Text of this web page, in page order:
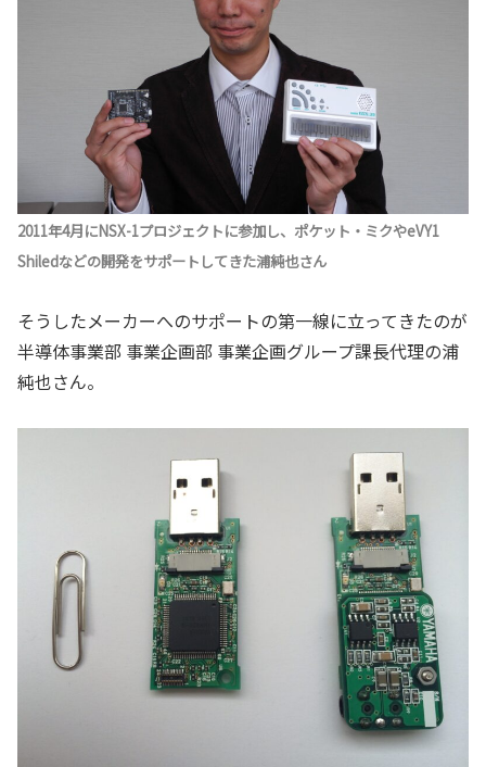
2011年4月にNSX-1プロジェクトに参加し、ポケット・ミクやeVY1
Shiledなどの開発をサポートしてきた浦純也さん
そうしたメーカーへのサポートの第一線に立ってきたのが
半導体事業部 事業企画部 事業企画グループ課長代理の浦
純也さん。